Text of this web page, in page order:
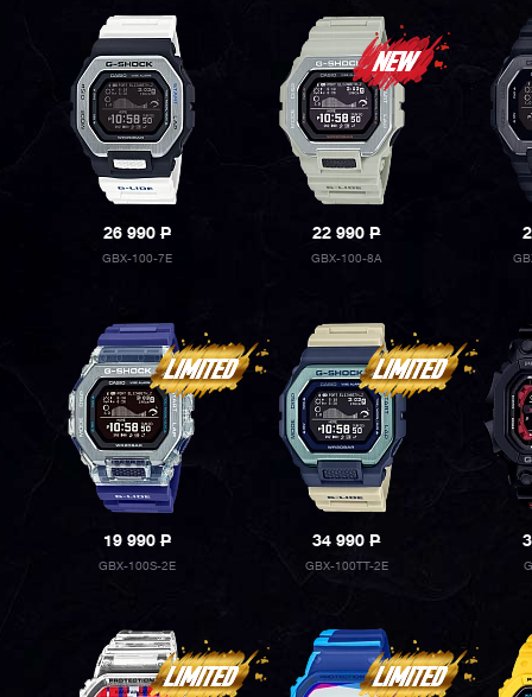
26 990P
GBX-100-7E
22 990P
GBX-100-8A
19 990P
GBX-100S-2E
34 990P
GBX-100TT-2E